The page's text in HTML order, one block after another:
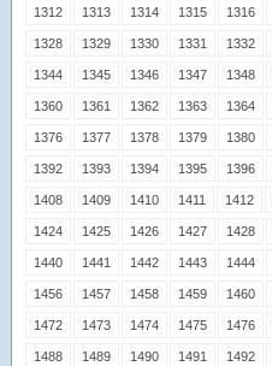
1312 1313 1314 1315 1316
1328 1329 1330 1331 1332
1344 1345 1346 1347 1348
1360 1361 1362 1363 1364
1376 1377 1378 1379 1380
1392 1393 1394 1395 1396
1408 1409 1410 1411 1412
1424 1425 1426 1427 1428
1440 1441 1442 1443 1444
1456 1457 1458 1459 1460
1472 1473 1474 1475 1476
1488 1489 1490 1491 1492